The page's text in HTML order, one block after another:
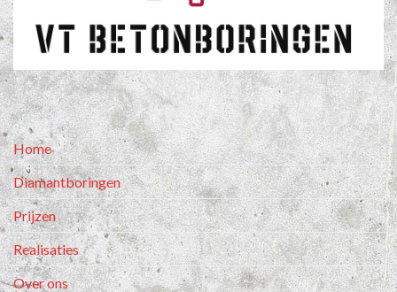
Home
Diamantboringen
Prijzen
Realisaties
Over ons